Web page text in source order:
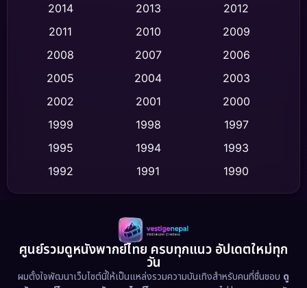
Crime อาชญากรรม (513)
Cult Film
Dance เต้น (10)
Detective สืบสวน (59)
Disaster (13)
Disney+ (5)
2014
2013
2012
2011
2010
2009
2008
2007
2006
2005
2004
2003
2002
2001
2000
1999
1998
1997
1995
1994
1993
1992
1991
1990
1989
1988
1986
1983
1978
1974
1962
ศูนย์รวมดูหนังพากย์ไทย ครบทุกแนว อัปเดตใหม่ทุก
วัน
ผมตั้งใจพัฒนาเว็บไซต์นี้ให้เป็นแหล่งรวมความบันเทิงสำหรับคนที่ชื่นชอบ ดู